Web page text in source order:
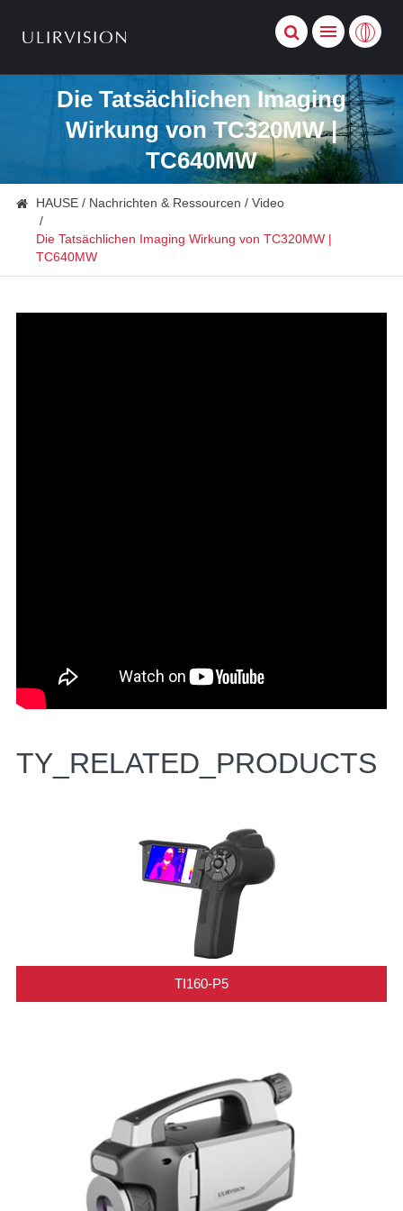
Die Tatsächlichen Imaging
Wirkung von TC320MW |
TC640MW
HAUSE Nachrichten & Ressourcen Video
Die Tatsächlichen Imaging Wirkung von TC320MW |
TC640MW
TY_RELATED_PRODUCTS
TI160-P5